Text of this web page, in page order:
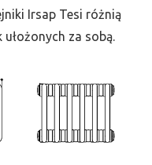
Irsap Tesi różnią
za sobą.